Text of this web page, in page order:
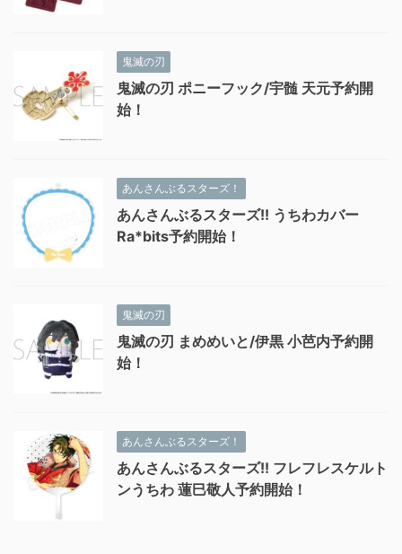
鬼滅の刃
鬼滅の刃 ポニーフック/宇髄 天元予約開
始！
あんさんぶるスターズ！
あんさんぶるスターズ!! うちわカバー
Ra*bits予約開始！
鬼滅の刃
鬼滅の刃 まめめいと/伊黒 小芭内予約開
始！
あんさんぶるスターズ！
あんさんぶるスターズ!! フレフレスケルト
ンうちわ 蓮巳敬人予約開始！